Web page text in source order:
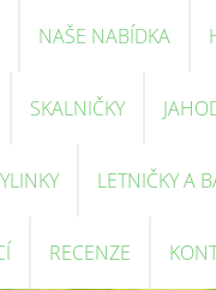
NAŠE NABÍDKA
SKALNIČKY
LETNIČKY A
RECENZE